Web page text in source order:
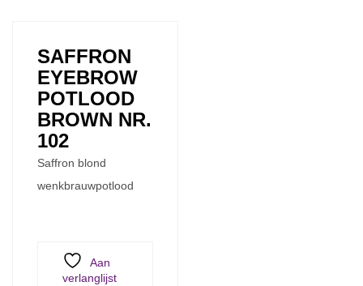
SAFFRON
EYEBROW
POTLOOD
BROWN NR.
102
Saffron blond
wenkbrauwpotlood
Aan
verlanglijst